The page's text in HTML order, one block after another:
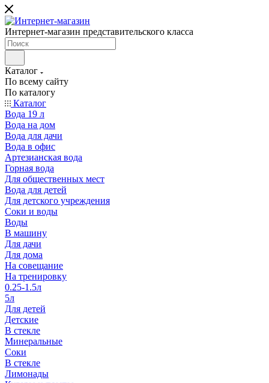
Интернет-магазин представительского класса
Каталог
По всему сайту
По каталогу
Каталог
Вода 19 л
Вода на дом
Вода для дачи
Вода в офис
Артезианская вода
Горная вода
Для общественных мест
Вода для детей
Для детского учреждения
Соки и воды
Воды
В машину
Для дачи
Для дома
На совещание
На тренировку
0.25-1.5л
5л
Для детей
Детские
В стекле
Минеральные
Соки
В стекле
Лимонады